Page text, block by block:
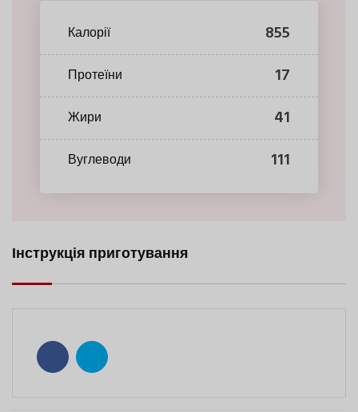
Калорії 855
Протеїни 17
Жири 41
Вуглеводи 111
Інструкція приготування